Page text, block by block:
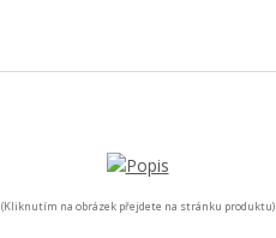
(Kliknutím na obrázek přejdete na stránku produktu)